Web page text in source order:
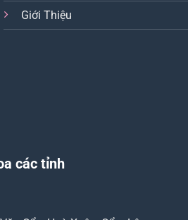
Giới Thiệu
các tỉnh